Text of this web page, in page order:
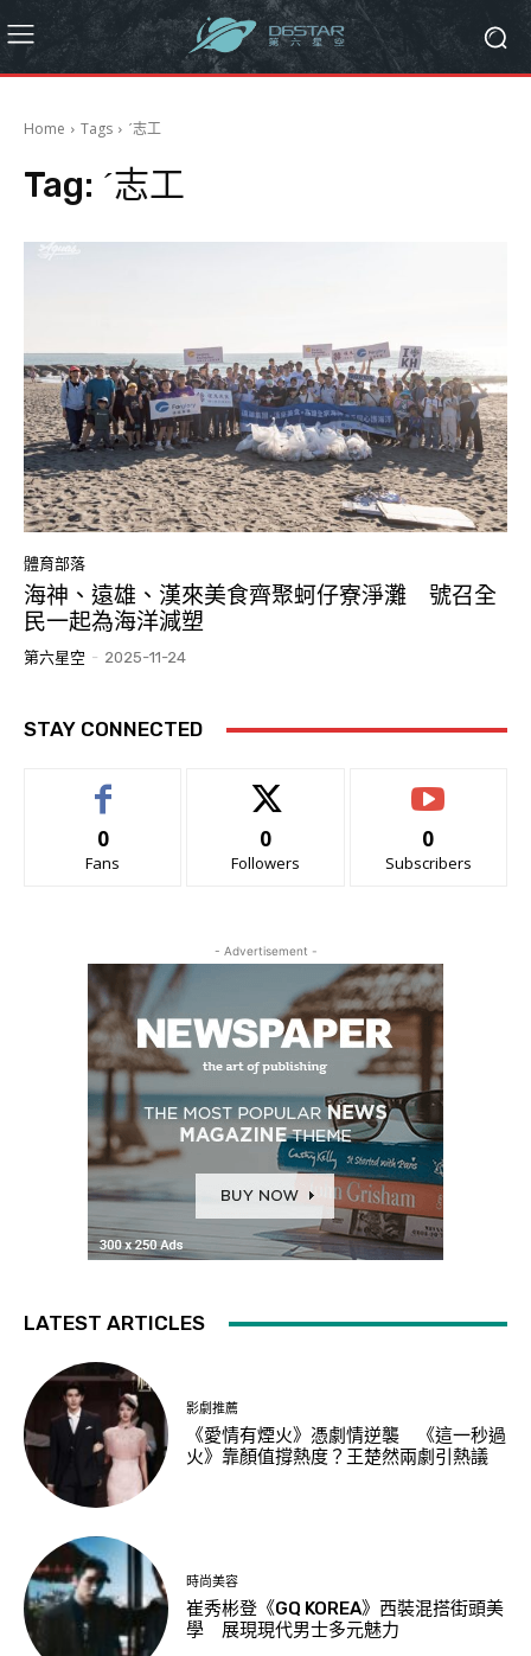
Home Tags ˊ志工
Tag: ˊ志工
體育部落
海神、遠雄、漢來美食齊聚蚵仔寮淨灘 號召全
民一起為海洋減塑
第六星空 - 2025-11-24
STAY CONNECTED
0
Fans
0
Followers
0
Subscribers
- Advertisement -
LATEST ARTICLES
影劇推薦
《愛情有煙火》憑劇情逆襲 《這一秒過
火》靠顏值撐熱度？王楚然兩劇引熱議
時尚美容
崔秀彬登《GQ KOREA》西裝混搭街頭美
學 展現現代男士多元魅力